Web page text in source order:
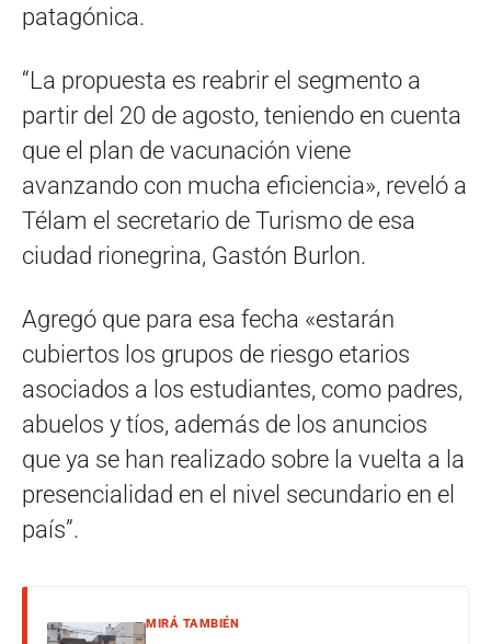
patagónica.
“La propuesta es reabrir el segmento a
partir del 20 de agosto, teniendo en cuenta
que el plan de vacunación viene
avanzando con mucha eficiencia», reveló a
Télam el secretario de Turismo de esa
ciudad rionegrina, Gastón Burlon.
Agregó que para esa fecha «estarán
cubiertos los grupos de riesgo etarios
asociados a los estudiantes, como padres,
abuelos y tíos, además de los anuncios
que ya se han realizado sobre la vuelta a la
presencialidad en el nivel secundario en el
país”.
MIRÁ TAMBIÉN